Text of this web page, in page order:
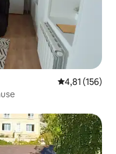
4,81 (156)